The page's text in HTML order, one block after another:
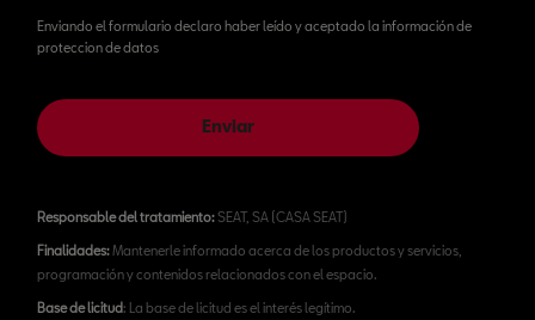
Enviando el formulario declaro haber leído y aceptado la información de
proteccion de datos
Enviar
Responsable del tratamiento:SEAT, SA (CASA SEAT)
Finalidades:Mantenerle informado acerca de los productos y servicios,
programación y contenidos relacionados con el espacio.
Base de licitud: La base de licitud es el interés legítimo.